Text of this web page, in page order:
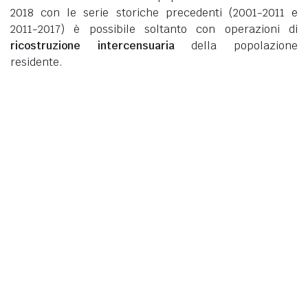
2018 con le serie storiche precedenti (2001-2011 e
2011-2017) è possibile soltanto con operazioni di
ricostruzione intercensuariadella popolazione
residente.